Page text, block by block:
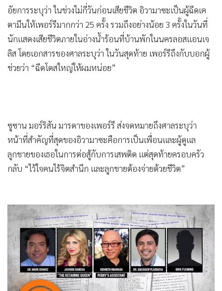
• หุ้น
• อินโดจีน
• กองทุนรวม
• Celeb Online
• Factcheck
อัยการระบุว่า ในช่วงไม่กี่วันก่อนเสียชีวิต อิวามาซะเป็นผู้ฉีดเค
ตามีนให้เพอร์รีมากกว่า 25 ครั้ง รวมถึงอย่างน้อย 3 ครั้งในวันที่
นักแสดงเสียชีวิตภายในอ่างน้ำร้อนที่บ้านพักในนครลอสแอนเจ
ลิส โดยเอกสารของศาลระบุว่า ในวันสุดท้าย เพอร์รีถึงกับบอกผู้
ช่วยว่า “ฉีดโดสใหญ่ให้ผมหน่อย”
ซูซาน มอร์ริสัน มารดาของเพอร์รี ส่งจดหมายถึงศาลระบุว่า
หน้าที่สำคัญที่สุดของอิวามาซะคือการเป็นเพื่อนและผู้ดูแล
ลูกชายของเธอในการต่อสู้กับการเสพติด แต่สุดท้ายครอบครัว
กลับ “ไว้ใจคนไร้จิตสำนึก และลูกชายต้องจ่ายด้วยชีวิต”